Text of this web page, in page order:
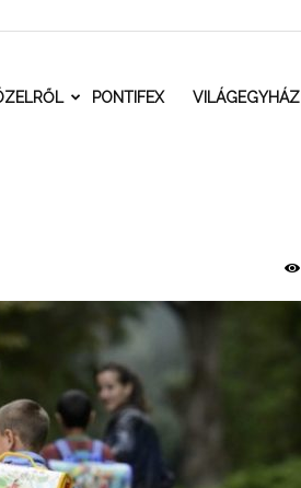
PONTIFEX VILÁGEGYHÁZ